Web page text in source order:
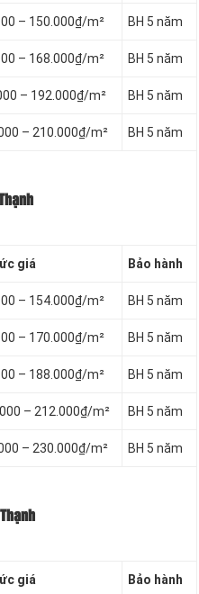
– 150.000₫/m² BH 5 năm
– 168.000₫/m² BH 5 năm
– 192.000₫/m² BH 5 năm
– 210.000₫/m² BH 5 năm
giá Bảo hành
– 154.000₫/m² BH 5 năm
– 170.000₫/m² BH 5 năm
– 188.000₫/m² BH 5 năm
– 212.000₫/m² BH 5 năm
– 230.000₫/m² BH 5 năm
giá Bảo hành